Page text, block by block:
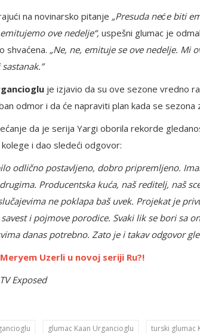
na novinarsko pitanje „Presuda neće biti
ove nedelje“, uspešni glumac je
shvaćena. „Ne, ne, emituje se ove nedelje.
je izjavio da su ove sezone vredno
odmor i da će napraviti plan kada se sezona
da je serija Yargi oborila rekorde
i dao sledeći odgovor:
odlično postavljeno, dobro pripremljeno.
Producentska kuća, naš reditelj, naš
ne poklapa baš uvek. Projekat je
i pojmove porodice. Svaki lik se bori sa
danas potrebno. Zato je i takav odgovor
Meryem Uzerli u novoj seriji Ru?!
Exposed
glumac Kaan Urgancioglu turski glumac